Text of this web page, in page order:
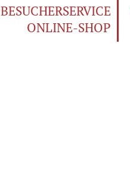
BESUCHERSERVICE
ONLINE-SHOP